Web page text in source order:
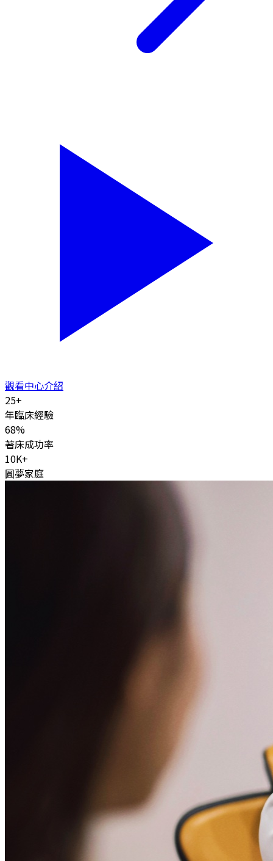
觀看中心介紹
25+
年臨床經驗
68%
著床成功率
10K+
圓夢家庭